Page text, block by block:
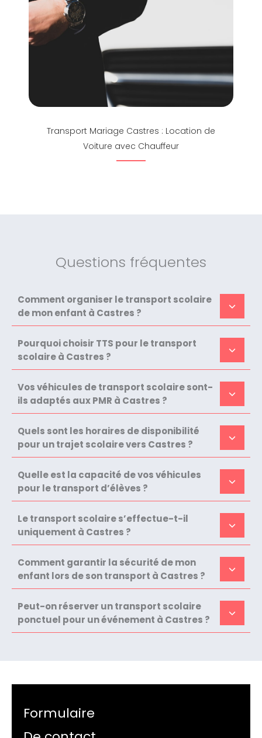
Transport Mariage Castres : Location de
Voiture avec Chauffeur
Questions fréquentes
Comment organiser le transport scolaire
de mon enfant à Castres ?
Pourquoi choisir TTS pour le transport
scolaire à Castres ?
Vos véhicules de transport scolaire sont-
ils adaptés aux PMR à Castres ?
Quels sont les horaires de disponibilité
pour un trajet scolaire vers Castres ?
Quelle est la capacité de vos véhicules
pour le transport d’élèves ?
Le transport scolaire s’effectue-t-il
uniquement à Castres ?
Comment garantir la sécurité de mon
enfant lors de son transport à Castres ?
Peut-on réserver un transport scolaire
ponctuel pour un événement à Castres ?
Formulaire